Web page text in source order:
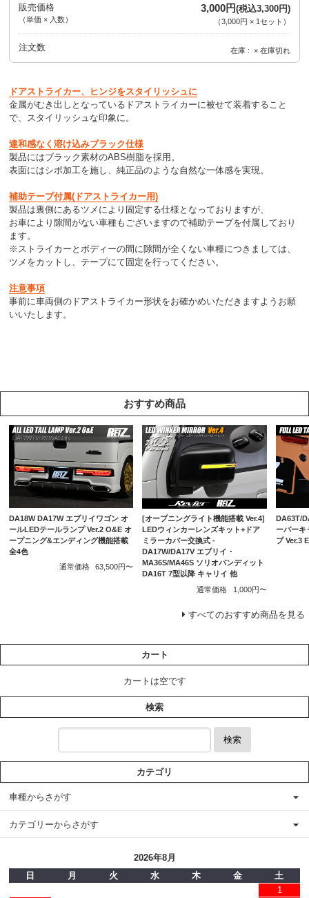
販売価格
（単価 × 入数）
3,000円(税込3,300円)
（3,000円 × 1セット ）
注文数 在庫 × 在庫切れ
ドアストライカー、ヒンジをスタイリッシュに
金属がむき出しとなっているドアストライカーに被せて装着すること
で、スタイリッシュな印象に。
違和感なく溶け込みブラック仕様
製品にはブラック素材のABS樹脂を採用。
表面にはシボ加工を施し、純正品のような自然な一体感を実現。
補助テープ付属(ドアストライカー用)
製品は裏側にあるツメにより固定する仕様となっておりますが、
お車により隙間がない車種もございますので補助テープを付属しており
ます。
※ストライカーとボディーの間に隙間が全くない車種につきましては、
ツメをカットし、テープにて固定を行ってください。
注意事項
事前に車両側のドアストライカー形状をお確かめいただきますようお願
いいたします。
おすすめ商品
DA18W DA17W エブリイワゴン オ
ールLEDテールランプ Ver.2 O&E オ
ープニング&エンディング機能搭載
全4色
通常価格
63,500円〜
[オープニングライト機能搭載 Ver.4]
LEDウィンカーレンズキット+ドア
ミラーカバー交換式 -
DA17W/DA17V エブリイ・
MA36S/MA46S ソリオバンディット
DA16T 7型以降 キャリイ 他
通常価格
1,000円〜
DA63T/
ーパーキ
プ Ver.3
すべてのおすすめ商品を見る
カート
カートは空です
検索
検索
カテゴリ
車種からさがす
カテゴリーからさがす
2026年8月
日
月 火 水 木 金
土
1